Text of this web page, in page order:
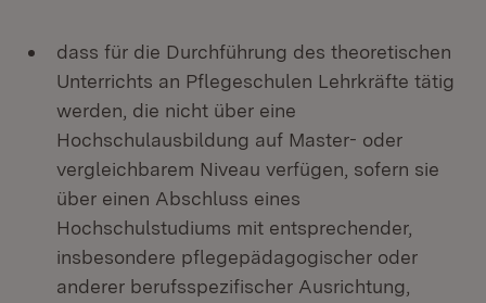
dass für die Durchführung des theoretischen
Unterrichts an Pflegeschulen Lehrkräfte tätig
werden, die nicht über eine
Hochschulausbildung auf Master- oder
vergleichbarem Niveau verfügen, sofern sie
über einen Abschluss eines
Hochschulstudiums mit entsprechender,
insbesondere pflegepädagogischer oder
anderer berufsspezifischer Ausrichtung,